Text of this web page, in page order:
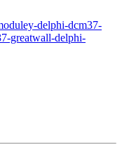
delphi-dcm37-
greatwall-delphi-